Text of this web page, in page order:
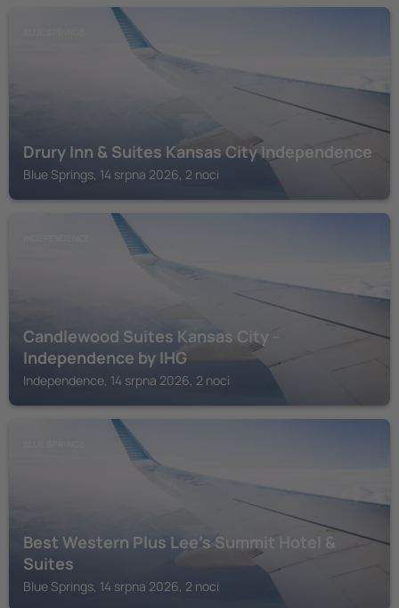
Drury Inn & Suites Kansas City Independence
Blue Springs, 14 srpna 2026, 2 noci
Candlewood Suites Kansas City -
Independence by IHG
Independence, 14 srpna 2026, 2 noci
Best Western Plus Lee's Summit Hotel &
Suites
Blue Springs, 14 srpna 2026, 2 noci